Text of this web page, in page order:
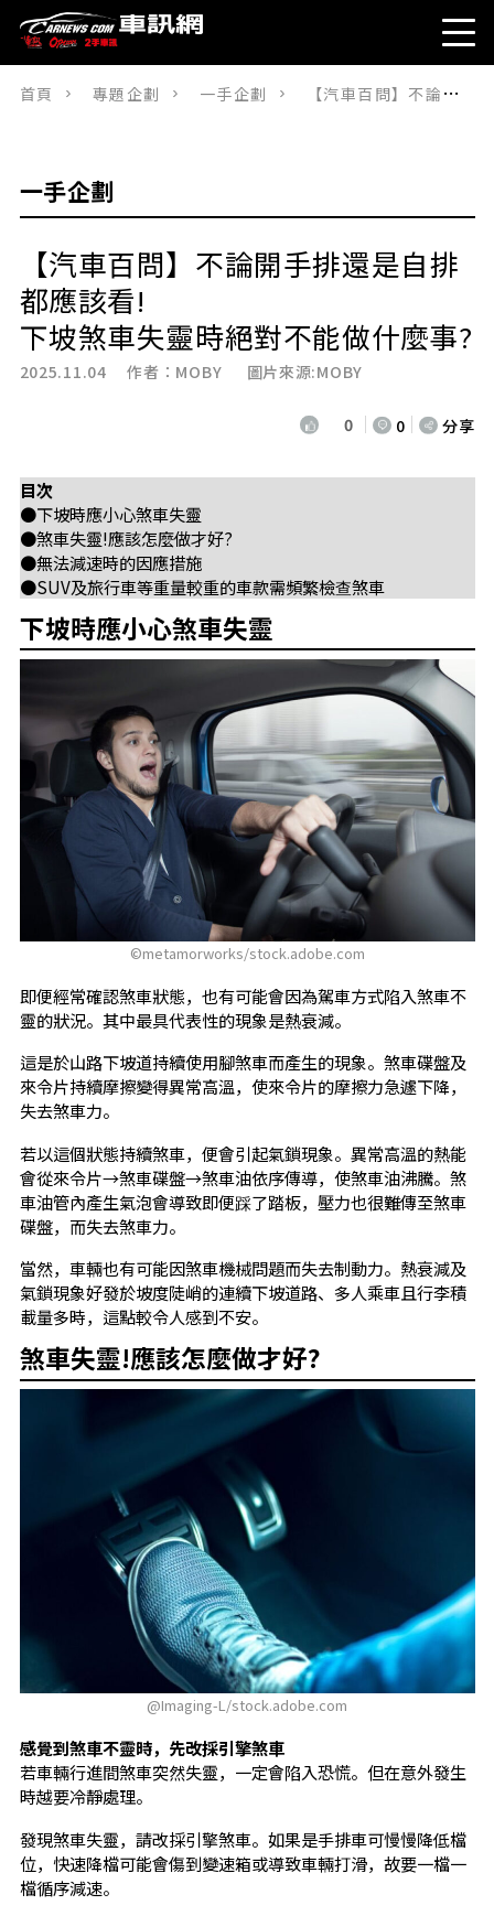
首頁 專題企劃 一手企劃 【汽車百問】不論開手排還是自排都應該看! 下坡煞車失靈時絕對不能做什麼事?
一手企劃
【汽車百問】不論開手排還是自排
都應該看!
下坡煞車失靈時絕對不能做什麼事?
2025.11.04 作者： MOBY 圖片來源:MOBY
0 0 分享
目次
●下坡時應小心煞車失靈
●煞車失靈!應該怎麼做才好?
●無法減速時的因應措施
●SUV及旅行車等重量較重的車款需頻繁檢查煞車
下坡時應小心煞車失靈
©metamorworks/stock.adobe.com
即便經常確認煞車狀態，也有可能會因為駕車方式陷入煞車不
靈的狀況。其中最具代表性的現象是熱衰減。
這是於山路下坡道持續使用腳煞車而產生的現象。煞車碟盤及
來令片持續摩擦變得異常高溫，使來令片的摩擦力急遽下降，
失去煞車力。
若以這個狀態持續煞車，便會引起氣鎖現象。異常高溫的熱能
會從來令片→煞車碟盤→煞車油依序傳導，使煞車油沸騰。煞
車油管內產生氣泡會導致即便踩了踏板，壓力也很難傳至煞車
碟盤，而失去煞車力。
當然，車輛也有可能因煞車機械問題而失去制動力。熱衰減及
氣鎖現象好發於坡度陡峭的連續下坡道路、多人乘車且行李積
載量多時，這點較令人感到不安。
煞車失靈!應該怎麼做才好?
@Imaging-L/stock.adobe.com
感覺到煞車不靈時，先改採引擎煞車
若車輛行進間煞車突然失靈，一定會陷入恐慌。但在意外發生
時越要冷靜處理。
發現煞車失靈，請改採引擎煞車。如果是手排車可慢慢降低檔
位，快速降檔可能會傷到變速箱或導致車輛打滑，故要一檔一
檔循序減速。